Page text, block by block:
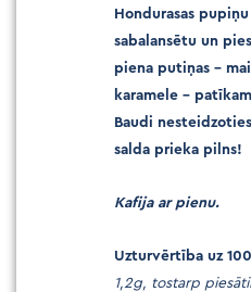
Hondurasas
sabalansētu un
piena putiņas –
karamele –
Baudi
salda prieka pilns!
Kafija ar pienu.
Uzturvērtība uz
1,2g, tostarp